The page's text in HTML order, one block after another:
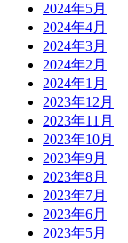
2024年5月
2024年4月
2024年3月
2024年2月
2024年1月
2023年12月
2023年11月
2023年10月
2023年9月
2023年8月
2023年7月
2023年6月
2023年5月